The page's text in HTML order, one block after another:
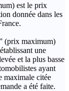
est le prix
donnée dans les
(prix maximum)
une
et la plus basse
ayant
maximale citée
a été faite.